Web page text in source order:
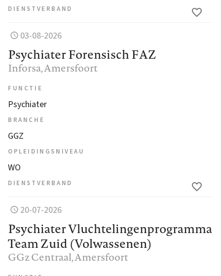
DIENSTVERBAND
03-08-2026
Psychiater Forensisch FAZ
Inforsa, Amersfoort
FUNCTIE
Psychiater
BRANCHE
GGZ
OPLEIDINGSNIVEAU
WO
DIENSTVERBAND
20-07-2026
Psychiater Vluchtelingenprogramma
Team Zuid (Volwassenen)
GGz Centraal, Amersfoort